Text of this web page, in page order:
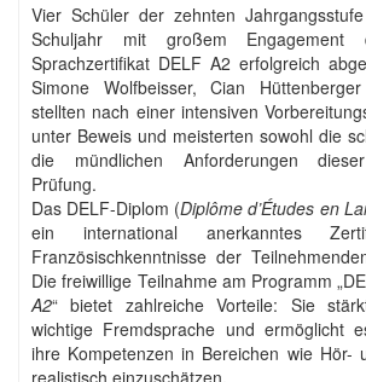
Vier Schüler der zehnten
Schuljahr mit großem Engagement
Sprachzertifikat DELF A2 erfolgreich
Simone Wolfbeisser, Cian
stellten nach einer intensiven
unter Beweis und meisterten sowohl die
die mündlichen Anforderungen
Prüfung.
Das DELF-Diplom (Diplôme d’Études en
ein international anerkanntes
Französischkenntnisse der
Die freiwillige Teilnahme am Programm
A2“ bietet zahlreiche Vorteile: Sie
wichtige Fremdsprache und ermöglicht
ihre Kompetenzen in Bereichen wie Hör-
realistisch einzuschätzen.